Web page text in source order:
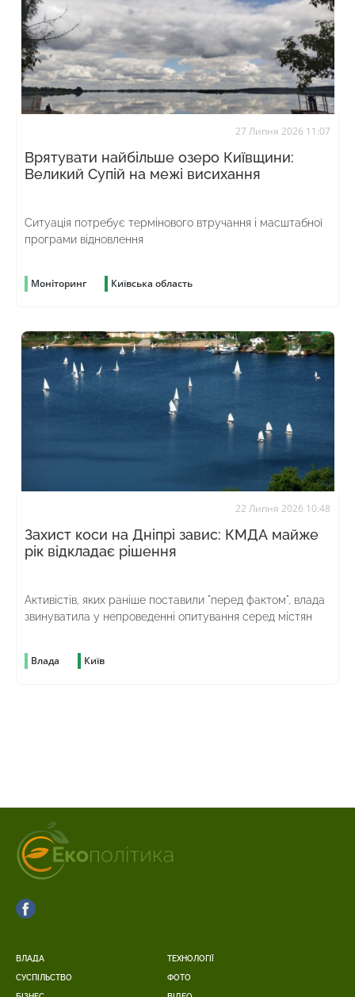
27 Липня 2026 11:07
Врятувати найбільше озеро Київщини:
Великий Супій на межі висихання
Ситуація потребує термінового втручання і масштабної
програми відновлення
Моніторинг Київська область
22 Липня 2026 10:48
Захист коси на Дніпрі завис: КМДА майже
рік відкладає рішення
Активістів, яких раніше поставили "перед фактом", влада
звинуватила у непроведенні опитування серед містян
Влада Київ
ВЛАДА
СУСПІЛЬСТВО
ТЕХНОЛОГІЇ
ФОТО